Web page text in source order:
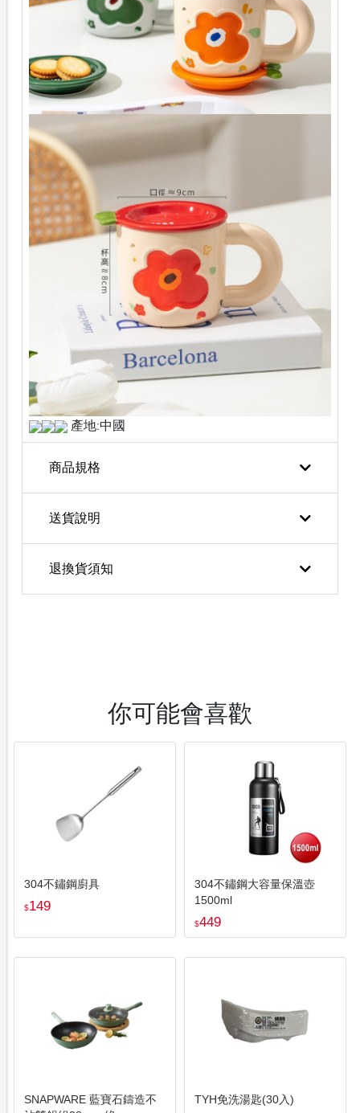
產地:中國
商品規格
送貨說明
退換貨須知
你可能會喜歡
304不鏽鋼廚具
$149
304不鏽鋼大容量保溫壺
1500ml
$449
SNAPWARE 藍寶石鑄造不
TYH免洗湯匙(30入)